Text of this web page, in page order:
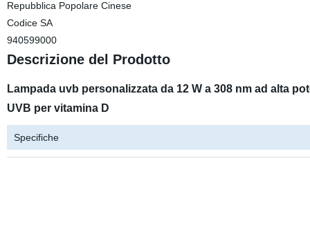
Repubblica Popolare Cinese
Codice SA
940599000
Descrizione del Prodotto
Lampada uvb personalizzata da 12 W a 308 nm ad alta
UVB per vitamina D
Specifiche